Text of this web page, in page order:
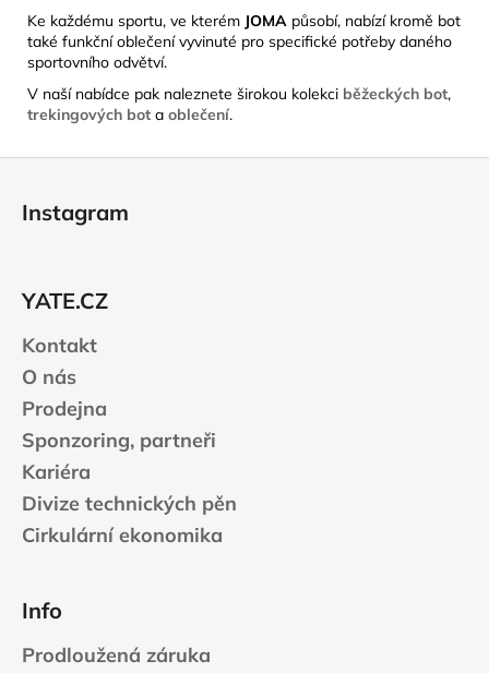
Ke každému sportu, ve kterém JOMA působí, nabízí kromě bot
také funkční oblečení vyvinuté pro specifické potřeby daného
sportovního odvětví.
V naší nabídce pak naleznete širokou kolekci běžeckých bot,
trekingových bot a oblečení.
Instagram
YATE.CZ
Kontakt
O nás
Prodejna
Sponzoring, partneři
Kariéra
Divize technických pěn
Cirkulární ekonomika
Info
Prodloužená záruka